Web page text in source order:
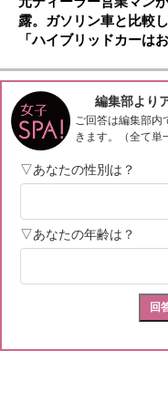
露。ガソリン車と比較
「ハイブリッドカーは